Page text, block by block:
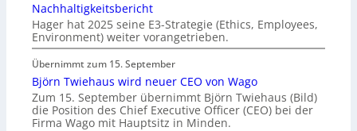
Nachhaltigkeitsbericht
Hager hat 2025 seine E3-Strategie (Ethics, Employees,
Environment) weiter vorangetrieben.
Übernimmt zum 15. September
Björn Twiehaus wird neuer CEO von Wago
Zum 15. September übernimmt Björn Twiehaus (Bild)
die Position des Chief Executive Officer (CEO) bei der
Firma Wago mit Hauptsitz in Minden.